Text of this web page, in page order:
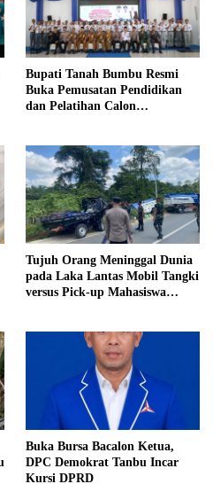
Bupati Tanah Bumbu Resmi
Buka Pemusatan Pendidikan
dan Pelatihan Calon
Tujuh Orang Meninggal Dunia
pada Laka Lantas Mobil Tangki
versus Pick-up Mahasiswa
Buka Bursa Bacalon Ketua,
DPC Demokrat Tanbu Incar
Kursi DPRD